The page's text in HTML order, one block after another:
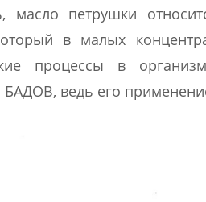
масло петрушки
в малых
процессы в
БАДОВ, ведь его